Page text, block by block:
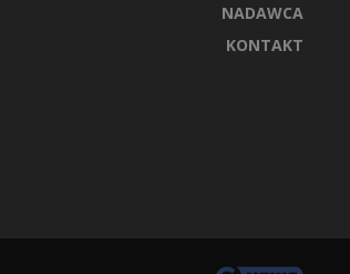
NADAWCA
KONTAKT